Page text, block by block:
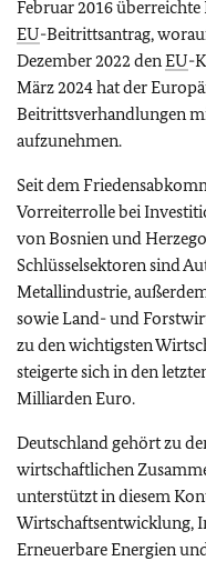
Februar 2016
EU-Beitrittsantrag,
Dezember 2022 denEU-
März 2024 hat der
Beitrittsverhandlungen
aufzunehmen.
Seit dem
Vorreiterrolle bei
von Bosnien und
Schlüsselsektoren sind
Metallindustrie,
sowie Land- und
zu den wichtigsten
steigerte sich in den
Milliarden Euro.
Deutschland gehört zu
wirtschaftlichen
unterstützt in diesem
Wirtschaftsentwicklung,
Erneuerbare Energien